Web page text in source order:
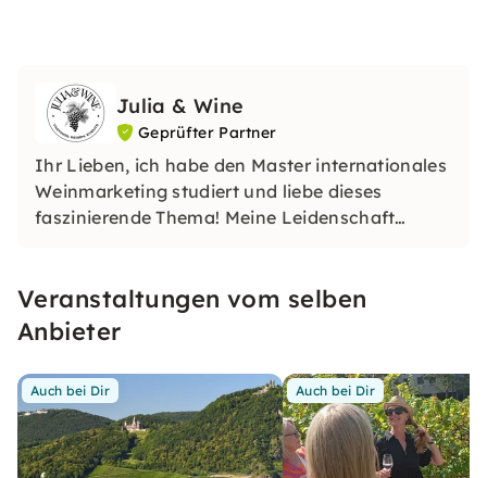
Julia & Wine
Geprüfter Partner
Ihr Lieben, ich habe den Master internationales
Weinmarketing studiert und liebe dieses
faszinierende Thema! Meine Leidenschaft
weinthematische Tour durch Bonn/Köln oder
Tagesreisen in Weinregionen.
Veranstaltungen vom selben
Anbieter
Auch bei Dir Auch bei Dir